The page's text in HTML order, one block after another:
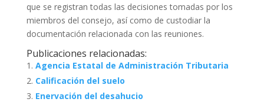
que se registran todas las decisiones tomadas por los
miembros del consejo, así como de custodiar la
documentación relacionada con las reuniones.
Publicaciones relacionadas:
Agencia Estatal de Administración Tributaria
Calificación del suelo
Enervación del desahucio